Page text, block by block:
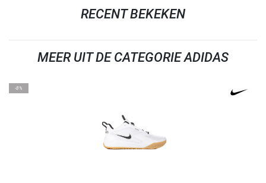
RECENT BEKEKEN
MEER UIT DE CATEGORIE ADIDAS
-8%